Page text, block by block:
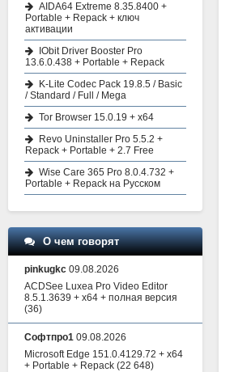
AIDA64 Extreme 8.35.8400 +
Portable + Repack + ключ
активации
IObit Driver Booster Pro
13.6.0.438 + Portable + Repack
K-Lite Codec Pack 19.8.5 / Basic
/ Standard / Full / Mega
Tor Browser 15.0.19 + x64
Revo Uninstaller Pro 5.5.2 +
Repack + Portable + 2.7 Free
Wise Care 365 Pro 8.0.4.732 +
Portable + Repack на Русском
О чем говорят
pinkugkc 09.08.2026
ACDSee Luxea Pro Video Editor
8.5.1.3639 + x64 + полная версия
(36)
Софтпро1 09.08.2026
Microsoft Edge 151.0.4129.72 + x64
+ Portable + Repack (22 648)